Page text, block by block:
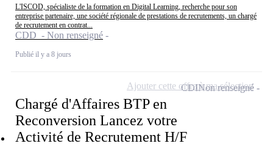
L'ISCOD, spécialiste de la formation en Digital Learning, recherche pour son
entreprise partenaire, une société régionale de prestations de recrutements, un chargé
de recrutement en contrat...
CDD - Non renseigné
Publié il y a 8 jours
Chargé d'Affaires BTP en
Reconversion Lancez votre
Activité de Recrutement H/F
CDINon renseigné
Ajouter cette offre à ma sélection